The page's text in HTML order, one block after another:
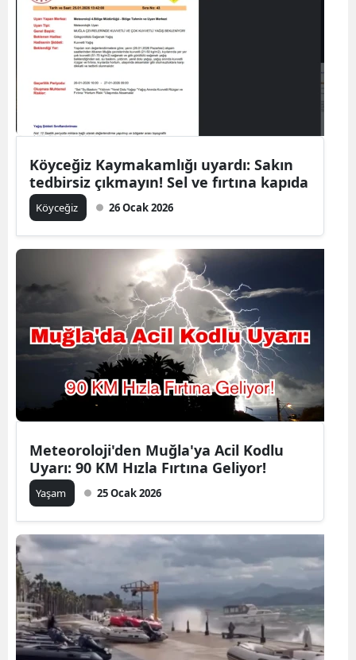
Köyceğiz Kaymakamlığı uyardı: Sakın
tedbirsiz çıkmayın! Sel ve fırtına kapıda
Köyceğiz 26 Ocak 2026
Meteoroloji'den Muğla'ya Acil Kodlu
Uyarı: 90 KM Hızla Fırtına Geliyor!
Yaşam 25 Ocak 2026